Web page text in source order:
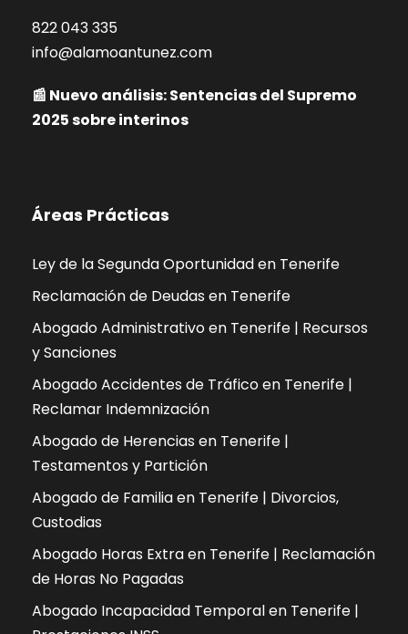
822 043 335
info@alamoantunez.com
📰 Nuevo análisis: Sentencias del Supremo
2025 sobre interinos
Áreas Prácticas
Ley de la Segunda Oportunidad en Tenerife
Reclamación de Deudas en Tenerife
Abogado Administrativo en Tenerife | Recursos
y Sanciones
Abogado Accidentes de Tráfico en Tenerife |
Reclamar Indemnización
Abogado de Herencias en Tenerife |
Testamentos y Partición
Abogado de Familia en Tenerife | Divorcios,
Custodias
Abogado Horas Extra en Tenerife | Reclamación
de Horas No Pagadas
Abogado Incapacidad Temporal en Tenerife |